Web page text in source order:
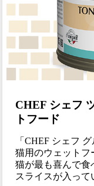
CHEF シェフ
トフード
「CHEF シェフ
猫用のウェットフ
猫が最も喜んで食
スライスが入って